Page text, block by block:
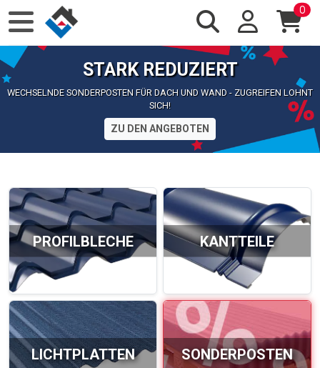
0
STARK REDUZIERT
WECHSELNDE SONDERPOSTEN FÜR DACH UND WAND - ZUGREIFEN LOHNT
SICH!
ZU DEN ANGEBOTEN
PROFILBLECHE KANTTEILE
LICHTPLATTEN SONDERPOSTEN